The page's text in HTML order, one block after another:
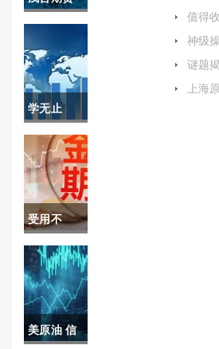
(浅悟期货)
学无止
境！期货
各个品种
保证金
（及时调
整自己的
交易计划
和保证金
受用不
尽！期货
黄金在线
喊单（机
制、影响
美原油 信
拟盘
值得
喊单
议）
神级
规则
2021)
谜题
流程
场的
上海